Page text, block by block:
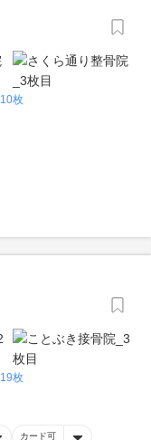
10枚
19枚
カード可